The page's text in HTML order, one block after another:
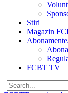
Stiri
Magazin
FCBT TV